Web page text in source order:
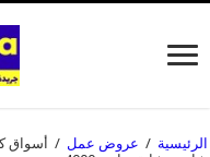
الرئيسية / عروض عمل /